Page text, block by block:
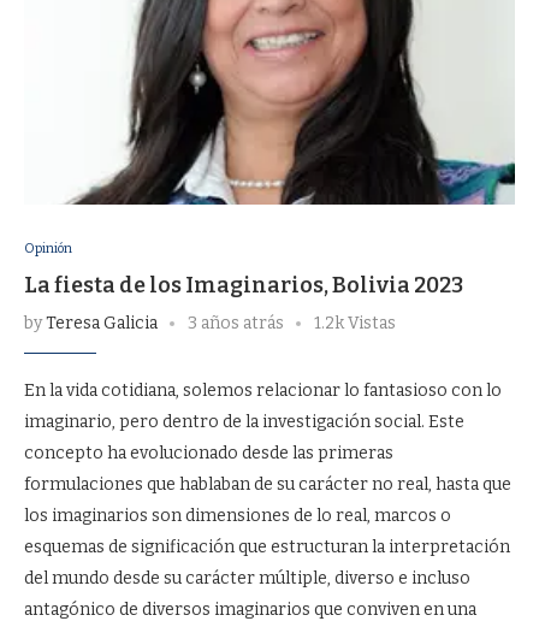
Opinión
La fiesta de los Imaginarios, Bolivia 2023
byTeresa Galicia 3 años atrás 1.2k Vistas
En la vida cotidiana, solemos relacionar lo fantasioso con lo
imaginario, pero dentro de la investigación social. Este
concepto ha evolucionado desde las primeras
formulaciones que hablaban de su carácter no real, hasta que
los imaginarios son dimensiones de lo real, marcos o
esquemas de significación que estructuran la interpretación
del mundo desde su carácter múltiple, diverso e incluso
antagónico de diversos imaginarios que conviven en una